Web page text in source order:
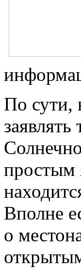
По сути,
простым
Вполне
о